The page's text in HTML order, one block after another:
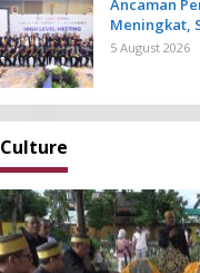
Ancaman
Meningkat,
Perkuat
5 August 2026
Culture